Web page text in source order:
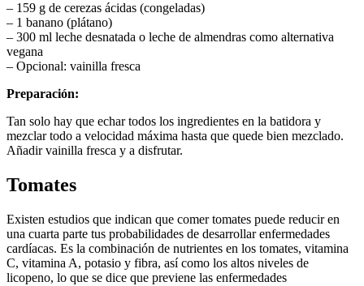
– 159 g de cerezas ácidas (congeladas)
– 1 banano (plátano)
– 300 ml leche desnatada o leche de almendras como alternativa
vegana
– Opcional: vainilla fresca
Preparación:
Tan solo hay que echar todos los ingredientes en la batidora y
mezclar todo a velocidad máxima hasta que quede bien mezclado.
Añadir vainilla fresca y a disfrutar.
Tomates
Existen estudios que indican que comer tomates puede reducir en
una cuarta parte tus probabilidades de desarrollar enfermedades
cardíacas. Es la combinación de nutrientes en los tomates, vitamina
C, vitamina A, potasio y fibra, así como los altos niveles de
licopeno, lo que se dice que previene las enfermedades